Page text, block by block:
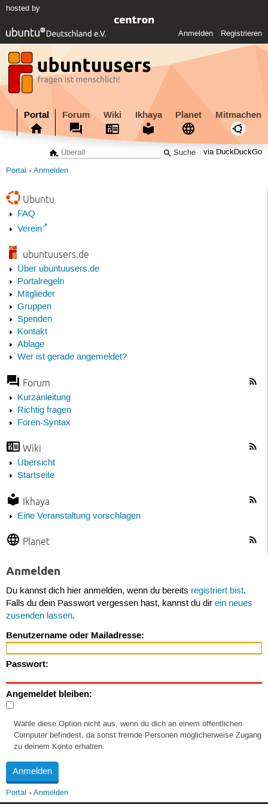
hosted by
Anmelden Registrieren
Portal Forum Wiki Ikhaya Planet Mitmachen
via DuckDuckGo
Portal Anmelden
Ubuntu
FAQ
Verein
ubuntuusers.de
Über ubuntuusers.de
Portalregeln
Mitglieder
Gruppen
Spenden
Kontakt
Ablage
Wer ist gerade angemeldet?
Forum
Kurzanleitung
Richtig fragen
Foren-Syntax
Wiki
Übersicht
Startseite
Ikhaya
Eine Veranstaltung vorschlagen
Planet
Anmelden
Du kannst dich hier anmelden, wenn du bereits registriert bist.
Falls du dein Passwort vergessen hast, kannst du dir ein neues
zusenden lassen.
Benutzername oder Mailadresse:
Passwort:
Angemeldet bleiben:
Wähle diese Option nicht aus, wenn du dich an einem öffentlichen
Computer befindest, da sonst fremde Personen möglicherweise Zugang
zu deinem Konto erhalten.
Portal Anmelden